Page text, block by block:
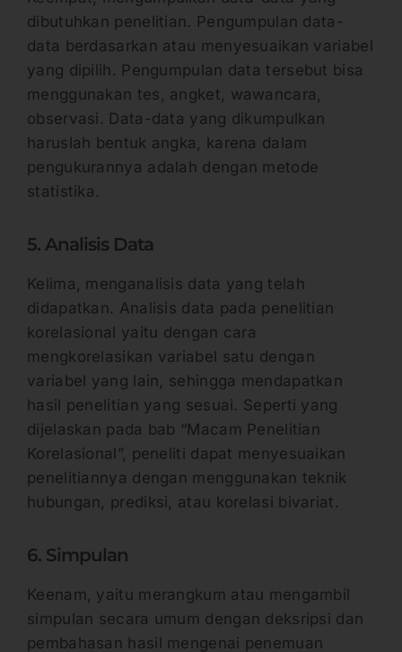
dibutuhkan penelitian. Pengumpulan data-
data berdasarkan atau menyesuaikan variabel
yang dipilih. Pengumpulan data tersebut bisa
menggunakan tes, angket, wawancara,
observasi. Data-data yang dikumpulkan
haruslah bentuk angka, karena dalam
pengukurannya adalah dengan metode
statistika.
5. Analisis Data
Kelima, menganalisis data yang telah
didapatkan. Analisis data pada penelitian
korelasional yaitu dengan cara
mengkorelasikan variabel satu dengan
variabel yang lain, sehingga mendapatkan
hasil penelitian yang sesuai. Seperti yang
dijelaskan pada bab “Macam Penelitian
Korelasional”, peneliti dapat menyesuaikan
penelitiannya dengan menggunakan teknik
hubungan, prediksi, atau korelasi bivariat.
6. Simpulan
Keenam, yaitu merangkum atau mengambil
simpulan secara umum dengan deksripsi dan
pembahasan hasil mengenai penemuan